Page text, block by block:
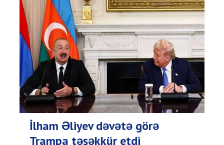
İlham Əliyev dəvətə görə
Trampa təşəkkür etdi